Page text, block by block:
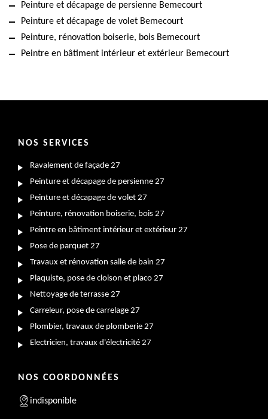
Peinture et décapage de persienne Bemecourt
Peinture et décapage de volet Bemecourt
Peinture, rénovation boiserie, bois Bemecourt
Peintre en bâtiment intérieur et extérieur Bemecourt
NOS SERVICES
Ravalement de façade 27
Peinture et décapage de persienne 27
Peinture et décapage de volet 27
Peinture, rénovation boiserie, bois 27
Peintre en bâtiment intérieur et extérieur 27
Pose de parquet 27
Travaux et rénovation salle de bain 27
Plaquiste, pose de cloison et placo 27
Nettoyage de terrasse 27
Carreleur, pose de carrelage 27
Plombier, travaux de plomberie 27
Electricien, travaux d'électricité 27
NOS COORDONNÉES
indisponible